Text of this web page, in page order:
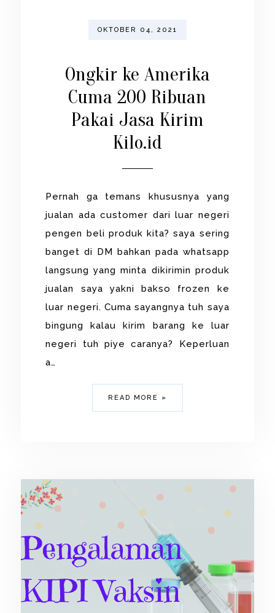
OKTOBER 04, 2021
Ongkir ke Amerika
Cuma 200 Ribuan
Pakai Jasa Kirim
Kilo.id
Pernah ga temans khususnya yang
jualan ada customer dari luar negeri
pengen beli produk kita? saya sering
banget di DM bahkan pada whatsapp
langsung yang minta dikirimin produk
jualan saya yakni bakso frozen ke
luar negeri. Cuma sayangnya tuh saya
bingung kalau kirim barang ke luar
negeri tuh piye caranya? Keperluan
a…
READ MORE »